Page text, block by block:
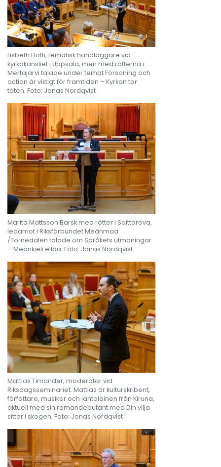
Lisbeth Hotti, tematisk handläggare vid
kyrkokansliet i Uppsala, men med rötterna i
Mertajärvi talade under temat Försoning och
action är viktigt för framtiden – Kyrkan tar
täten. Foto: Jonas Nordqvist
Marita Mattsson Barsk med rötter i Saittarova,
ledamot i Riksförbundet Meänmaa
/Tornedalen talade om Språkets utmaningar
– Meänkieli ellää. Foto: Jonas Nordqvist
Mattias Timander, moderator vid
Riksdagsseminariet. Mattias är kulturskribent,
författare, musiker och lantalainen från Kiruna,
aktuell med sin romandebutant med Din vilja
sitter i skogen. Foto: Jonas Nordqvist